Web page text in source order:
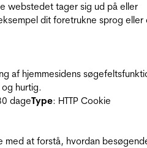
webstedet tager sig ud på eller
dit foretrukne sprog eller
af hjemmesidens
hurtig.
dageType: HTTP Cookie
at forstå, hvordan